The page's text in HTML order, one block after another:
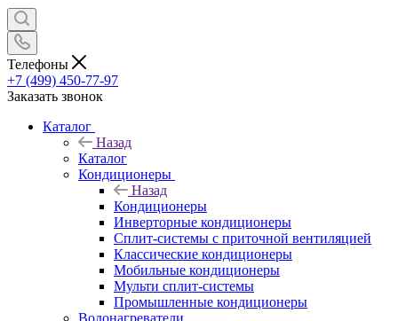
Телефоны
+7 (499) 450-77-97
Заказать звонок
Каталог
Назад
Каталог
Кондиционеры
Назад
Кондиционеры
Инверторные кондиционеры
Сплит-системы с приточной вентиляцией
Классические кондиционеры
Мобильные кондиционеры
Мульти сплит-системы
Промышленные кондиционеры
Водонагреватели